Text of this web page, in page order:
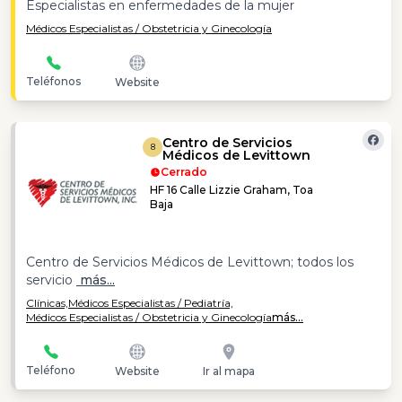
Especialistas en enfermedades de la mujer
Médicos Especialistas / Obstetricia y Ginecología
Teléfonos Website
8 Centro de Servicios
Médicos de Levittown
Cerrado
HF 16 Calle Lizzie Graham, Toa
Baja
Centro de Servicios Médicos de Levittown; todos los
servicio más...
Clínicas,Médicos Especialistas / Pediatría,
Médicos Especialistas / Obstetricia y Ginecologíamás...
Teléfono Website Ir al mapa